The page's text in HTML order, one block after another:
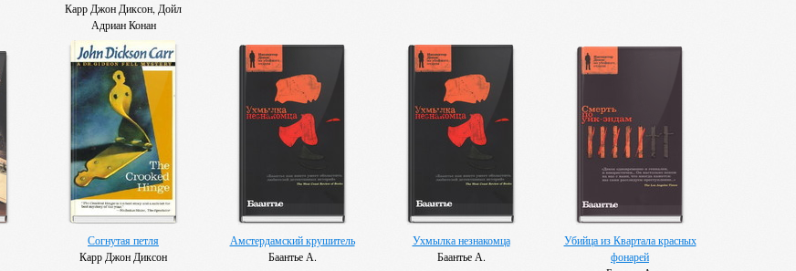
Карр Джон Диксон, Дойл
Адриан Конан
Согнутая петля
Карр Джон Диксон
Амстердамский крушитель
Баантье А.
Ухмылка незнакомца
Баантье А.
Убийца из Квартала красных
фонарей